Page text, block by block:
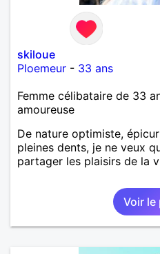
skiloue
Ploemeur - 33 ans
Femme célibataire de 33
amoureuse
De nature optimiste,
pleines dents, je ne veux
partager les plaisirs de la
Voir le